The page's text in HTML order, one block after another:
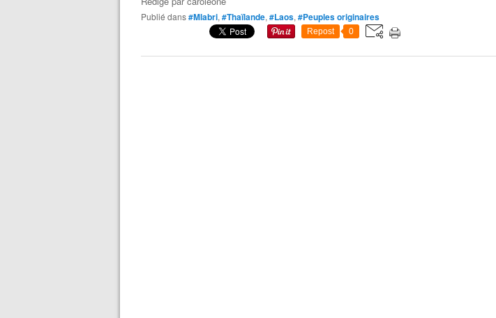
Publié dans#Mlabri, #Thaïlande, #Laos, #Peuples originaires
Repost 0